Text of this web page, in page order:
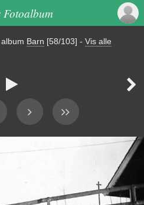
album Barn [58/103] - Vis alle
 